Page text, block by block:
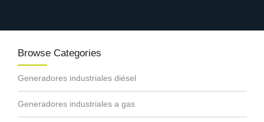
Browse Categories
Generadores industriales diésel
Generadores industriales a gas